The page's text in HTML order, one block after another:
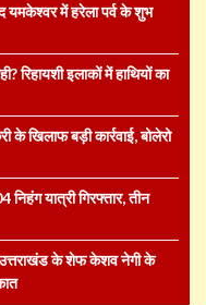
में हरेला पर्व के शुभ
रिहायशी इलाकों में हाथियों का
के खिलाफ बड़ी कार्रवाई, बोलेरो
निहंग यात्री गिरफ्तार, तीन
उत्तराखंड के शेफ केशव नेगी के